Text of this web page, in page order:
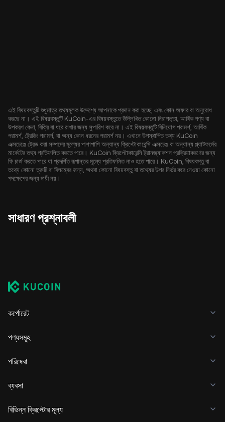
এই বিষয়বস্তুটি শুধুমাত্র তথ্যমূলক উদ্দেশ্যে আপনাকে প্রদান করা হচ্ছে, এবং কোন অফার বা অনুরোধ
করছে না। এই বিষয়বস্তুটি KuCoin-এর বিষয়বস্তুতে উল্লিখিত কোনো নিরাপত্তা, আর্থিক পণ্য বা
উপকরণ কেনা, বিক্রি বা ধরে রাখার জন্য সুপারিশ করে না। এই বিষয়বস্তুটি বিনিয়োগ পরামর্শ, আর্থিক
পরামর্শ, ট্রেডিং পরামর্শ, বা অন্য কোন ধরনের পরামর্শ নয়। এখানে উপস্থাপিত তথ্য KuCoin
এক্সচেঞ্জে ট্রেড করা সম্পদের মূল্যের পাশাপাশি অন্যান্য ক্রিপ্টোকারেন্সি এক্সচেঞ্জ বা অন্যান্য প্ল্যাটফর্মের
মার্কেটের তথ্য প্রতিফলিত করতে পারে। KuCoin ক্রিপ্টোকারেন্সি ট্রানজ্যাকশন প্রক্রিয়াকরণের জন্য
ফি চার্জ করতে পারে যা প্রদর্শিত রূপান্তর মূল্যে প্রতিফলিত নাও হতে পারে। KuCoin, বিষয়বস্তু বা
তথ্যে কোনো ত্রুটি বা বিলম্বের জন্য, অথবা কোনো বিষয়বস্তু বা তথ্যের উপর নির্ভর করে নেওয়া কোনো
পদক্ষেপের জন্য দায়ী নয়।
সাধারণ প্রশ্নাবলী
কর্পোরেট
পণ্যসমূহ
পরিষেবা
ব্যবসা
বিভিন্ন ক্রিপ্টোর মূল্য